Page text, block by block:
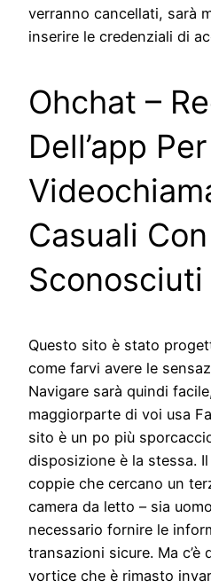
verranno cancellati, sarà
inserire le credenziali di
Ohchat –
Dell’app Per
Casuali Con
Sconosciuti
Questo sito è stato
come farvi avere le
Navigare sarà quindi
maggiorparte di voi usa
sito è un po più
disposizione è la stessa.
coppie che cercano un
camera da letto – sia
necessario fornire le
transazioni sicure. Ma c’è
vortice che è rimasto